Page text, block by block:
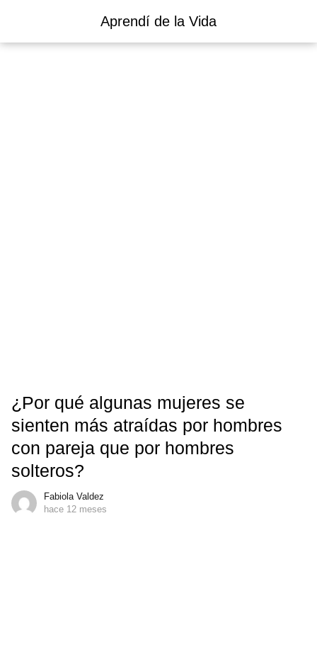
Aprendí de la Vida
¿Por qué algunas mujeres se
sienten más atraídas por hombres
con pareja que por hombres
solteros?
Fabiola Valdez
hace 12 meses